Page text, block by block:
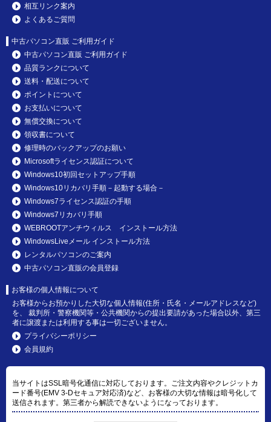
相互リンク案内
よくあるご質問
中古パソコン直販 ご利用ガイド
中古パソコン直販 ご利用ガイド
品質ランクについて
送料・配送について
ポイントについて
お支払いについて
無償交換について
領収書について
修理時のバックアップのお願い
Microsoftライセンス認証について
Windows10初回セットアップ手順
Windows10リカバリ手順－起動する場合－
Windows7ライセンス認証の手順
Windows7リカバリ手順
WEBROOTアンチウィルス インストール方法
WindowsLiveメール インストール方法
レンタルパソコンのご案内
中古パソコン直販の会員登録
お客様の個人情報について
お客様からお預かりした大切な個人情報(住所・氏名・メールアドレスなど)
を、 裁判所・警察機関等・公共機関からの提出要請があった場合以外、第三
者に譲渡または利用する事は一切ございません。
プライバシーポリシー
会員規約
当サイトはSSL暗号化通信に対応しております。ご注文内容やクレジットカ
ード番号(EMV 3-Dセキュア対応済)など、お客様の大切な情報は暗号化して
送信されます。第三者から解読できないようになっております。